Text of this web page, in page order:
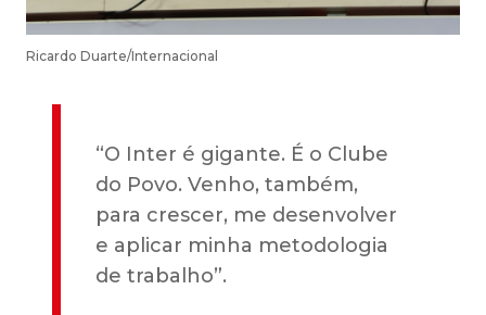
Ricardo Duarte/Internacional
“O Inter é gigante. É o Clube
do Povo. Venho, também,
para crescer, me desenvolver
e aplicar minha metodologia
de trabalho”.